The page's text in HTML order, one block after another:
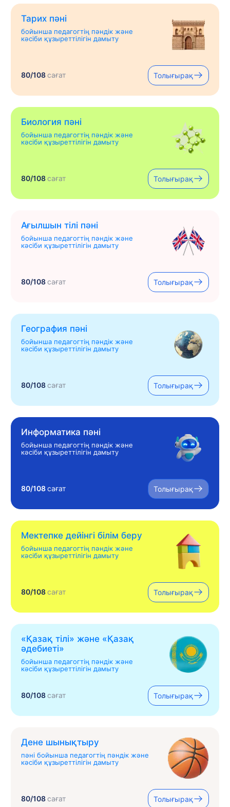
Тарих пәні
бойынша педагогтің пәндік және
кәсіби құзыреттілігін дамыту
80/108сағат Толығырақ
Биология пәні
бойынша педагогтің пәндік және
кәсіби құзыреттілігін дамыту
80/108сағат Толығырақ
Ағылшын тілі пәні
бойынша педагогтің пәндік және
кәсіби құзыреттілігін дамыту
80/108сағат Толығырақ
География пәні
бойынша педагогтің пәндік және
кәсіби құзыреттілігін дамыту
80/108сағат Толығырақ
Информатика пәні
бойынша педагогтің пәндік және
кәсіби құзыреттілігін дамыту
80/108сағат Толығырақ
Мектепке дейінгі білім беру
бойынша педагогтің пәндік және
кәсіби құзыреттілігін дамыту
80/108сағат Толығырақ
«Қазақ тілі» жəне «Қазақ
əдебиеті»
бойынша педагогтің пәндік және
кәсіби құзыреттілігін дамыту
80/108сағат Толығырақ
Дене шынықтыру
пәні бойынша педагогтің пәндік және
кәсіби құзыреттілігін дамыту
80/108сағат Толығырақ